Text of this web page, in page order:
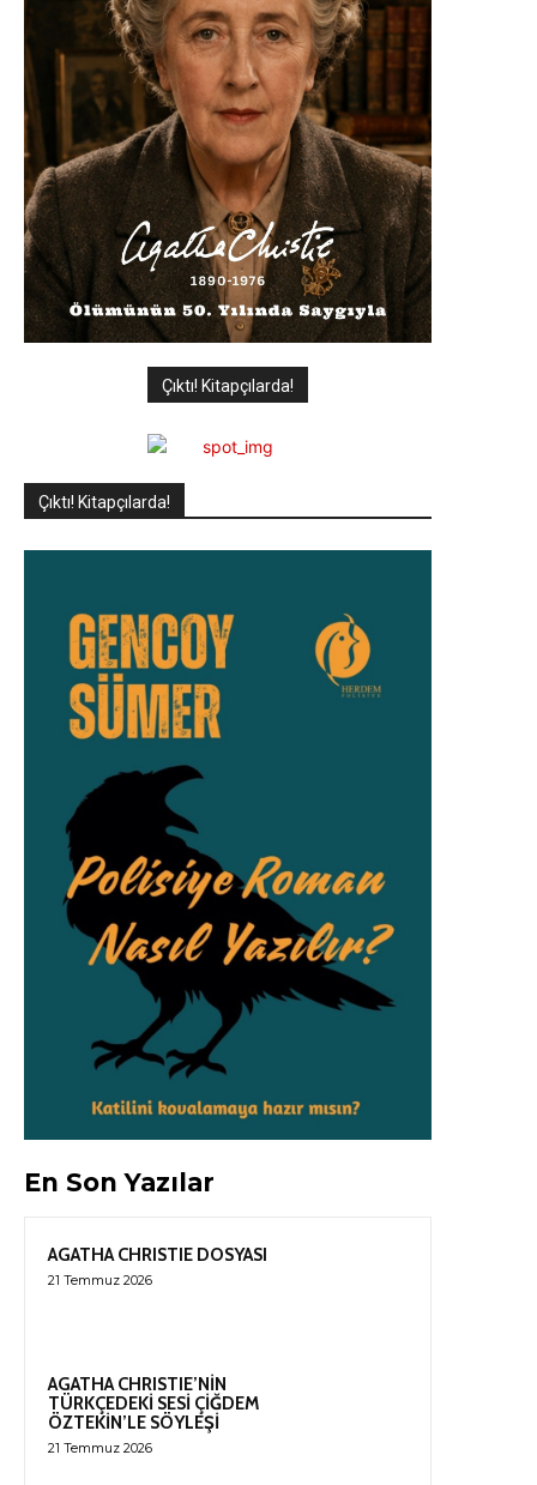
Çıktı! Kitapçılarda!
Çıktı! Kitapçılarda!
En Son Yazılar
AGATHA CHRISTIE DOSYASI
21 Temmuz 2026
AGATHA CHRISTIE’NİN
TÜRKÇEDEKİ SESİ ÇİĞDEM
ÖZTEKİN’LE SÖYLEŞİ
21 Temmuz 2026